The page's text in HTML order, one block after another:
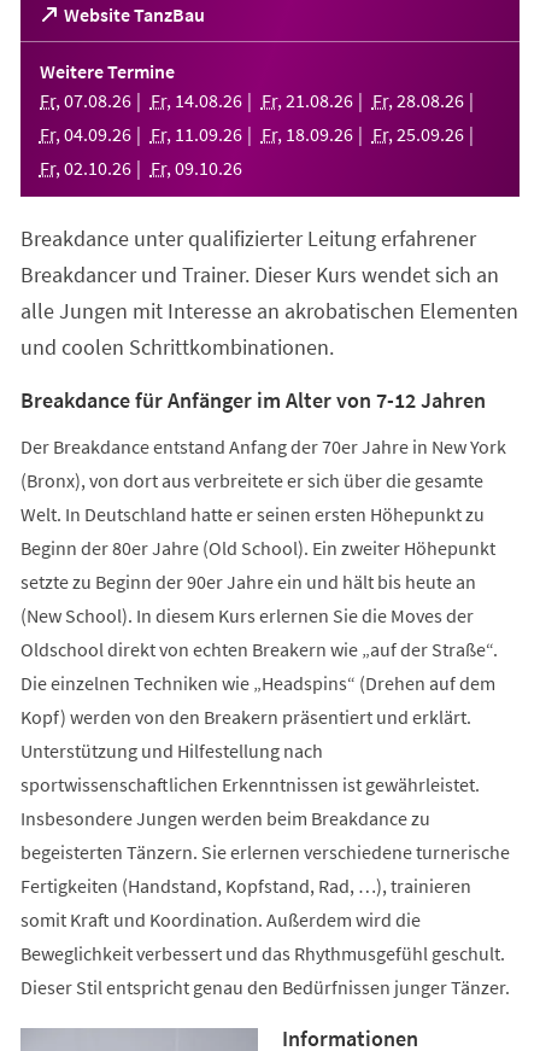
Website TanzBau
(Öffnet
in
einem
neuen
Tab)
Weitere Termine
Fr, 07.08.26 Fr, 14.08.26 Fr, 21 .08.26 Fr, 28.08.26
Fr, 04.09.26 Fr, 11 .09.26 Fr, 18.09.26 Fr, 25.09.26
Fr, 02.10.26 Fr, 09.10.26
Breakdance unter qualifizierter Leitung erfahrener
Breakdancer und Trainer. Dieser Kurs wendet sich an
alle Jungen mit Interesse an akrobatischen Elementen
und coolen Schrittkombinationen.
Breakdance für Anfänger im Alter von 7-12 Jahren
Der Breakdance entstand Anfang der 70er Jahre in New York
(Bronx), von dort aus verbreitete er sich über die gesamte
Welt. In Deutschland hatte er seinen ersten Höhepunkt zu
Beginn der 80er Jahre (Old School). Ein zweiter Höhepunkt
setzte zu Beginn der 90er Jahre ein und hält bis heute an
(New School). In diesem Kurs erlernen Sie die Moves der
Oldschool direkt von echten Breakern wie „auf der Straße“.
Die einzelnen Techniken wie „Headspins“ (Drehen auf dem
Kopf) werden von den Breakern präsentiert und erklärt.
Unterstützung und Hilfestellung nach
sportwissenschaftlichen Erkenntnissen ist gewährleistet.
Insbesondere Jungen werden beim Breakdance zu
begeisterten Tänzern. Sie erlernen verschiedene turnerische
Fertigkeiten (Handstand, Kopfstand, Rad, …), trainieren
somit Kraft und Koordination. Außerdem wird die
Beweglichkeit verbessert und das Rhythmusgefühl geschult.
Dieser Stil entspricht genau den Bedürfnissen junger Tänzer.
Informationen